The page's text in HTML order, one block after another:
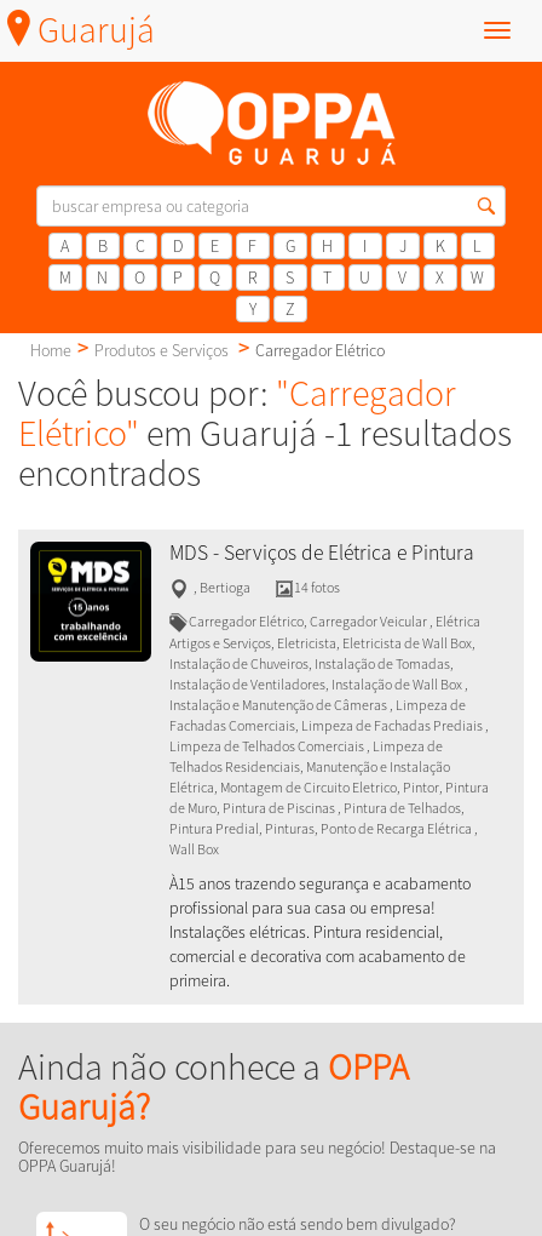
Menu
Guarujá
A B C D E F G H I J K
L
M
N O P Q R S T U V X
W
Y
Z
Home
Produtos e Serviços Carregador Elétrico
Você buscou por: "Carregador
Elétrico" em Guarujá -1 resultados
encontrados
MDS - Serviços de Elétrica e Pintura
Bertioga
14 fotos
Carregador Elétrico, Carregador Veicular , Elétrica
Artigos e Serviços, Eletricista, Eletricista de Wall Box,
Instalação de Chuveiros, Instalação de Tomadas,
Instalação de Ventiladores, Instalação de Wall Box ,
Instalação e Manutenção de Câmeras , Limpeza de
Fachadas Comerciais, Limpeza de Fachadas Prediais ,
Limpeza de Telhados Comerciais , Limpeza de
Telhados Residenciais, Manutenção e Instalação
Elétrica, Montagem de Circuito Eletrico, Pintor, Pintura
de Muro, Pintura de Piscinas , Pintura de Telhados,
Pintura Predial, Pinturas, Ponto de Recarga Elétrica ,
Wall Box
À15 anos trazendo segurança e acabamento
profissional para sua casa ou empresa!
Instalações elétricas. Pintura residencial,
comercial e decorativa com acabamento de
primeira.
Ainda não conhece a OPPA
Guarujá?
Oferecemos muito mais visibilidade para seu negócio! Destaque-se na
OPPA Guarujá!
O seu negócio não está sendo bem divulgado?